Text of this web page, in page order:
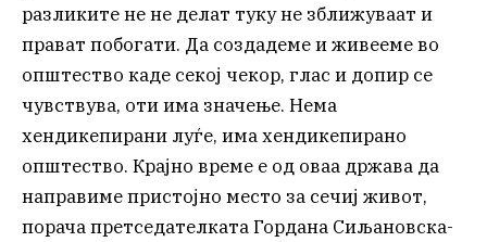
разликите не не делат туку не зближуваат и
прават побогати. Да создадеме и живееме во
општество каде секој чекор, глас и допир се
чувствува, оти има значење. Нема
хендикепирани луѓе, има хендикепирано
општество. Крајно време е од оваа држава да
направиме пристојно место за сечиј живот,
порача претседателката Гордана Сиљановска-